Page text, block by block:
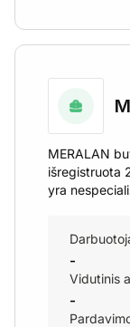
MERALAN
išregistruota
yra
-
Vidutinis
-